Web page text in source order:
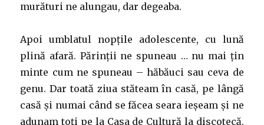
murături ne alungau, dar degeaba.
Apoi umblatul nopțile adolescente, cu lună
plină afară. Părinții ne spuneau … nu mai țin
minte cum ne spuneau – hăbăuci sau ceva de
genu. Dar toată ziua stăteam în casă, pe lângă
casă și numai când se făcea seara ieșeam și ne
adunam toți pe la Casa de Cultură la discotecă,